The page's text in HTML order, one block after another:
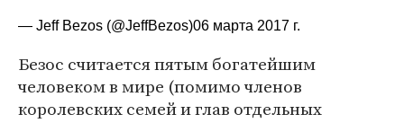
— Jeff Bezos (@JeffBezos)06 марта 2017 г.
Безос считается пятым богатейшим
человеком в мире (помимо членов
королевских семей и глав отдельных